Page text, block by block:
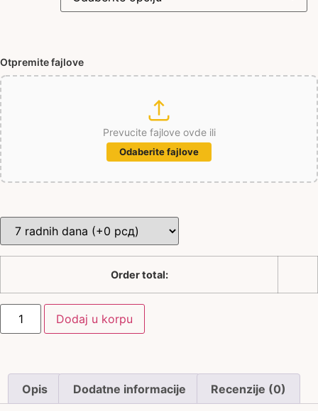
Otpremite fajlove
Prevucite fajlove ovde ili
Odaberite fajlove
Order total:
Dodaj u korpu
Opis Dodatne informacije Recenzije (0)